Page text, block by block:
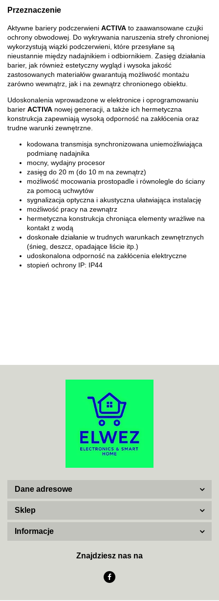
Przeznaczenie
Aktywne bariery podczerwieni ACTIVA to zaawansowane czujki
ochrony obwodowej. Do wykrywania naruszenia strefy chronionej
wykorzystują wiązki podczerwieni, które przesyłane są
nieustannie między nadajnikiem i odbiornikiem. Zasięg działania
barier, jak również estetyczny wygląd i wysoka jakość
zastosowanych materiałów gwarantują możliwość montażu
zarówno wewnątrz, jak i na zewnątrz chronionego obiektu.
Udoskonalenia wprowadzone w elektronice i oprogramowaniu
barier ACTIVA nowej generacji, a także ich hermetyczna
konstrukcja zapewniają wysoką odporność na zakłócenia oraz
trudne warunki zewnętrzne.
kodowana transmisja synchronizowana uniemożliwiająca
podmianę nadajnika
mocny, wydajny procesor
zasięg do 20 m (do 10 m na zewnątrz)
możliwość mocowania prostopadle i równolegle do ściany
za pomocą uchwytów
sygnalizacja optyczna i akustyczna ułatwiająca instalację
możliwość pracy na zewnątrz
hermetyczna konstrukcja chroniąca elementy wrażliwe na
kontakt z wodą
doskonałe działanie w trudnych warunkach zewnętrznych
(śnieg, deszcz, opadające liście itp.)
udoskonalona odporność na zakłócenia elektryczne
stopień ochrony IP: IP44
ACO
ADATA
AJAX SYSTEMS
Dane adresowe
Sklep
Informacje
Znajdziesz nas na